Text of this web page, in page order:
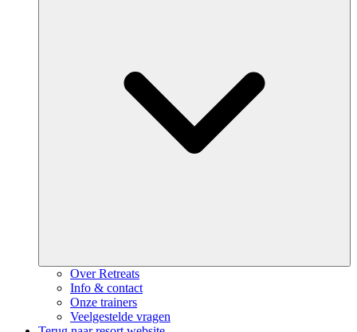
Over Retreats
Info & contact
Onze trainers
Veelgestelde vragen